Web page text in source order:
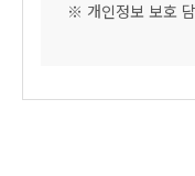
※ 개인정보 보호